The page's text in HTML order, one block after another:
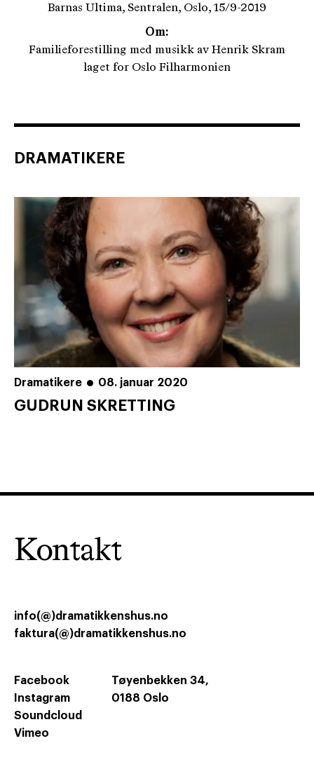
Barnas Ultima, Sentralen, Oslo, 15/9-2019
Om:
Familieforestilling med musikk av Henrik Skram
laget for Oslo Filharmonien
DRAMATIKERE
Dramatikere 08. januar 2020
GUDRUN SKRETTING
Kontakt
Tøyenbekken 34,
0188 Oslo
info(@)dramatikkenshus.no
faktura(@)dramatikkenshus.no
Facebook
Instagram
Soundcloud
Vimeo